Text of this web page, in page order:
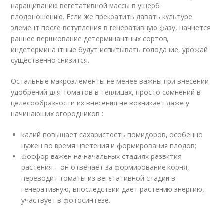
наращиванию вегетативной массы в ущерб
плодоношению. Если же прекратить давать культуре
элемент после вступления в генеративную фазу, начнется
раннее вершкование детерминантных сортов,
индетерминантные будут испытывать голодание, урожай
существенно снизится.
Остальные макроэлементы не менее важны при внесении
удобрений для томатов в теплицах, просто сомнений в
целесообразности их внесения не возникает даже у
начинающих огородников :
калий повышает сахаристость помидоров, особенно
нужен во время цветения и формирования плодов;
фосфор важен на начальных стадиях развития
растения – он отвечает за формирование корня,
переводит томаты из вегетативной стадии в
генеративную, впоследствии дает растению энергию,
участвует в фотосинтезе.